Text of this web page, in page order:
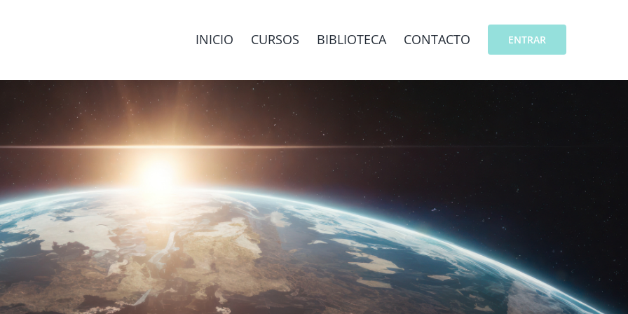
INICIO CURSOS BIBLIOTECA CONTACTO ENTRAR